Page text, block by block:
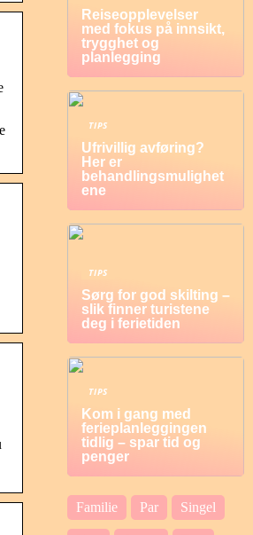
Reiseopplevelser
med fokus på innsikt,
trygghet og
planlegging
TIPS
Ufrivillig avføring?
Her er
behandlingsmulighet
ene
TIPS
Sørg for god skilting –
slik finner turistene
deg i ferietiden
TIPS
Kom i gang med
ferieplanleggingen
tidlig – spar tid og
penger
Familie Par Singel